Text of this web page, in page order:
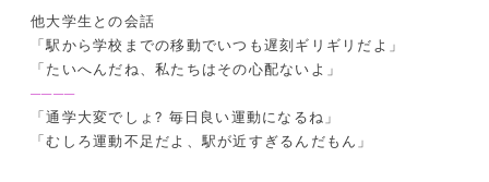
他大学生との会話
「駅から学校までの移動でいつも遅刻ギリギリだよ」
「たいへんだね、私たちはその心配ないよ」
────
「通学大変でしょ? 毎日良い運動になるね」
「むしろ運動不足だよ、駅が近すぎるんだもん」